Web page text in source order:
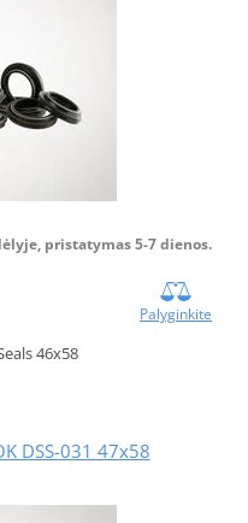
pristatymas 5-7 dienos.
Palyginkite
46x58
DSS-031 47x58